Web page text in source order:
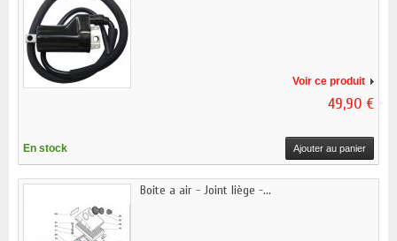
Voir ce produit
49,90 €
En stock Ajouter au panier
Boite a air - Joint liège -...